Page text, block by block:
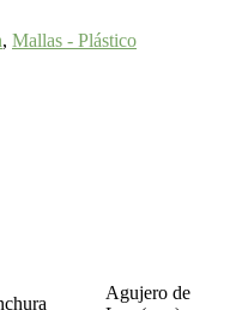
, Mallas - Plástico
Agujero de